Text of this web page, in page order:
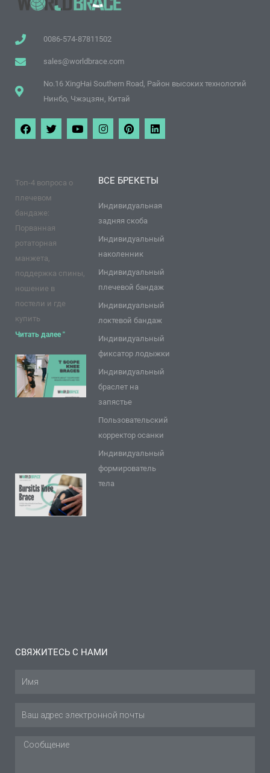
0086-574-87811502
sales@worldbrace.com
No.16 XingHai Southern Road, Район высоких технологий
Нинбо, Чжэцзян, Китай
Ф
е
к
Т
в
р
Y
o
И
н
г
р
м
П
и
р
е
т
Л
и
д
и
Топ-4 вопроса о
плечевом
бандаже:
Порванная
ротаторная
манжета,
поддержка спины,
ношение в
постели и где
купить
Читать далее "
коленных
брекетах T
Scope: Советы
и
рекомендации
Читать далее "
9 часто
ВСЕ БРЕКЕТЫ
Индивидуальная
задняя скоба
Индивидуальный
наколенник
Индивидуальный
плечевой бандаж
Индивидуальный
локтевой бандаж
Индивидуальный
фиксатор лодыжки
Индивидуальный
браслет на
запястье
Пользовательский
корректор осанки
Индивидуальный
формирователь
тела
СВЯЖИТЕСЬ С НАМИ
Имя
Эл.
Сообщение